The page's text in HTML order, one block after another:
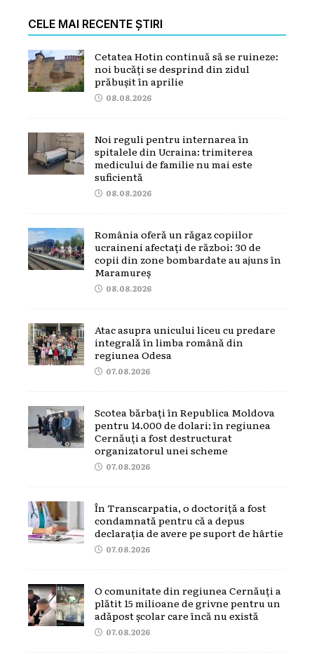
CELE MAI RECENTE ȘTIRI
Cetatea Hotin continuă să se ruineze:
noi bucăți se desprind din zidul
prăbușit în aprilie
08.08.2026
Noi reguli pentru internarea în
spitalele din Ucraina: trimiterea
medicului de familie nu mai este
suficientă
08.08.2026
România oferă un răgaz copiilor
ucraineni afectați de război: 30 de
copii din zone bombardate au ajuns în
Maramureș
08.08.2026
Atac asupra unicului liceu cu predare
integrală în limba română din
regiunea Odesa
07.08.2026
Scotea bărbați în Republica Moldova
pentru 14.000 de dolari: în regiunea
Cernăuți a fost destructurat
organizatorul unei scheme
07.08.2026
În Transcarpatia, o doctoriță a fost
condamnată pentru că a depus
declarația de avere pe suport de hârtie
07.08.2026
O comunitate din regiunea Cernăuți a
plătit 15 milioane de grivne pentru un
adăpost școlar care încă nu există
07.08.2026